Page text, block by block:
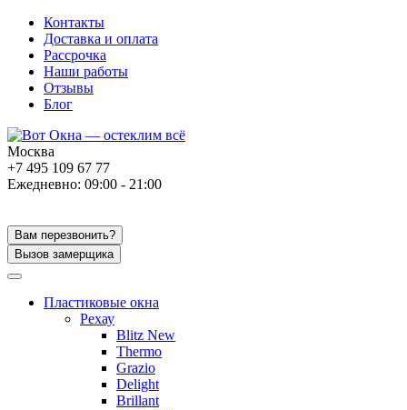
Контакты
Доставка и оплата
Рассрочка
Наши работы
Отзывы
Блог
Москва
+7 495 109 67 77
Ежедневно: 09:00 - 21:00
Вам перезвонить?
Вызов замерщика
Пластиковые окна
Рехау
Blitz New
Thermo
Grazio
Delight
Brillant